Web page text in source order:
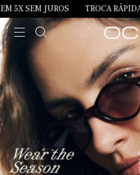
TROCA RÁPIDA E FÁCIL